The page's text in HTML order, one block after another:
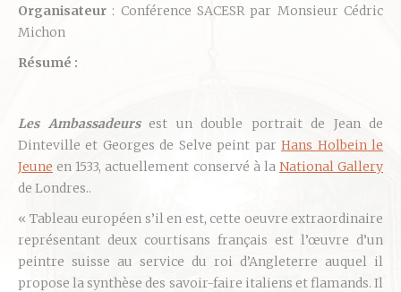
Organisateur : Conférence SACESR par Monsieur Cédric
Michon
Résumé :
Les Ambassadeursest un double portrait de Jean de
Dinteville et Georges de Selve peint parHans Holbein le
Jeune en 1533, actuellement conservé à la National Gallery
de Londres..
« Tableau européen s’il en est, cette oeuvre extraordinaire
représentant deux courtisans français est l’œuvre d’un
peintre suisse au service du roi d’Angleterre auquel il
propose la synthèse des savoir-faire italiens et flamands. Il